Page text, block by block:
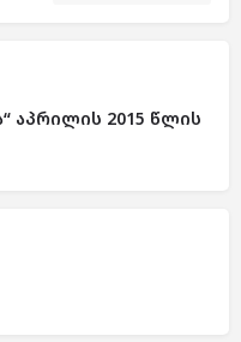
აპრილის 2015 წლის